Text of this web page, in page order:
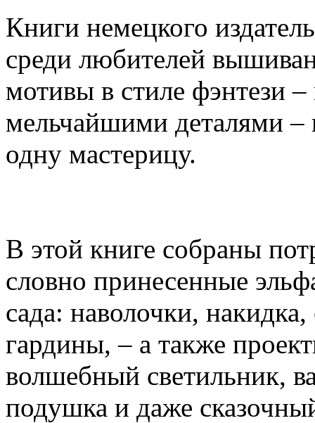
Книги немецкого
среди любителей
мотивы в стиле фэнтези
мельчайшими деталями –
одну мастерицу.
В этой книге собраны
словно принесенные
сада: наволочки,
гардины, – а также
волшебный светильник,
подушка и даже